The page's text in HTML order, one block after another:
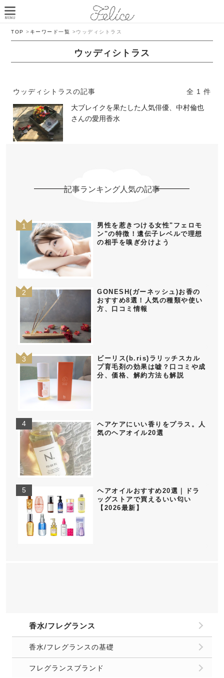
TOP > キーワード一覧 >ウッディシトラス
ウッディシトラス
ウッディシトラスの記事
全 1 件
大ブレイクを果たした人気俳優、中村倫也
さんの愛用香水
記事ランキング人気の記事
男性を惹きつける女性"フェロモ
ン"の特徴！遺伝子レベルで理想
の相手を嗅ぎ分けよう
GONESH(ガーネッシュ)お香の
おすすめ8選！人気の種類や使い
方、口コミ情報
ビーリス(b.ris)ラリッチスカル
プ育毛剤の効果は嘘？口コミや成
分、価格、解約方法も解説
ヘアケアにいい香りをプラス。人
気のヘアオイル20選
ヘアオイルおすすめ20選｜ドラ
ッグストアで買えるいい匂い
【2026最新】
香水/フレグランス
香水/フレグランスの基礎
フレグランスブランド